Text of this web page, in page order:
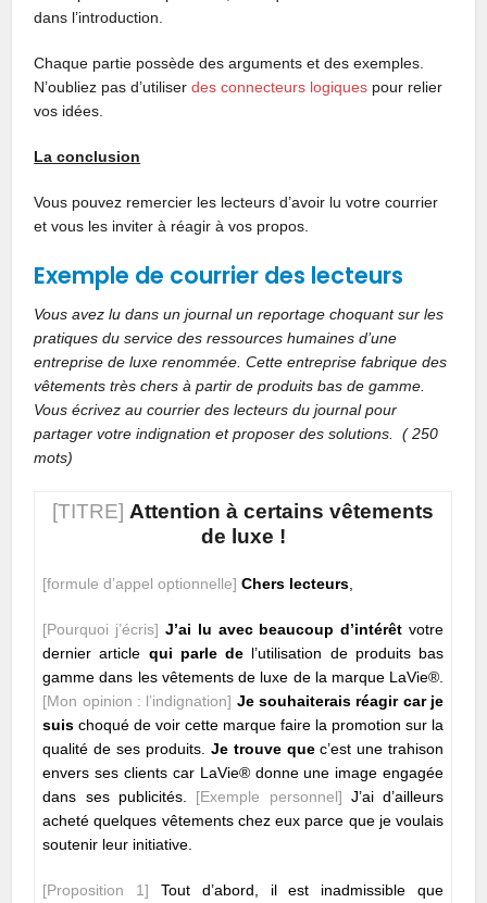
dans l’introduction.
Chaque partie possède des arguments et des exemples.
N’oubliez pas d’utiliserdes connecteurs logiques pour relier
vos idées.
La conclusion
Vous pouvez remercier les lecteurs d’avoir lu votre courrier
et vous les inviter à réagir à vos propos.
Exemple de courrier des lecteurs
Vous avez lu dans un journal un reportage choquant sur les
pratiques du service des ressources humaines d’une
entreprise de luxe renommée. Cette entreprise fabrique des
vêtements très chers à partir de produits bas de gamme.
Vous écrivez au courrier des lecteurs du journal pour
partager votre indignation et proposer des solutions. ( 250
mots)
[TITRE] Attention à certains vêtements
de luxe !
[formule d’appel optionnelle]Chers lecteurs
[Pourquoi j’écris] J’ai lu avec beaucoup d’intérêt votre
dernier article qui parlede l’utilisation de produits bas
gamme dans les vêtements de luxe de la marque LaVie®.
[Mon opinion : l’indignation] Je souhaiterais réagir car je
suischoqué de voir cette marque faire la promotion sur la
qualité de ses produits. Je trouve quec’est une trahison
envers ses clients car LaVie® donne une image engagée
dans ses publicités. [Exemple personnel] J’ai d’ailleurs
acheté quelques vêtements chez eux parce que je voulais
soutenir leur initiative.
[Proposition 1] Tout d’abord, il est inadmissible que